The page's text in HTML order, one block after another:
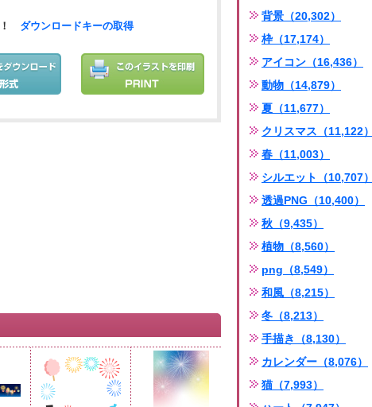
！ ダウンロードキーの取得
背景（20,302）
枠（17,174）
アイコン（16,436）
動物（14,879）
夏（11,677）
クリスマス（11,122）
春（11,003）
シルエット（10,707）
透過PNG（10,400）
秋（9,435）
植物（8,560）
png（8,549）
和風（8,215）
冬（8,213）
手描き（8,130）
カレンダー（8,076）
猫（7,993）